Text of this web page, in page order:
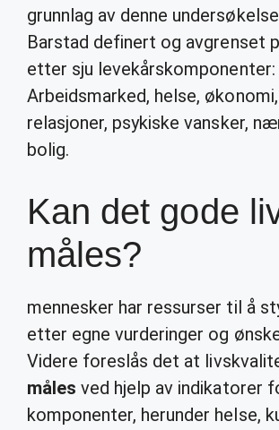
grunnlag av denne
Barstad definert og avgrenset
etter sju levekårskomponenter:
Arbeidsmarked, helse,
relasjoner, psykiske vansker,
bolig.
Kan det gode
måles?
mennesker har ressurser til å
etter egne vurderinger og
Videre foreslås det at
måles ved hjelp av indikatorer
komponenter, herunder helse,